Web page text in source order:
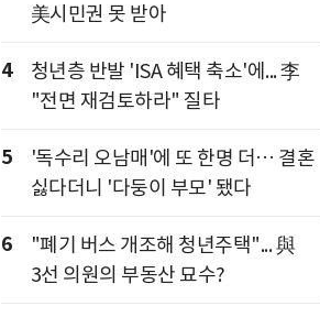
美시민권 못 받아
4
청년층 반발 'ISA 혜택 축소'에... 李
"전면 재검토하라" 질타
5
'독수리 오남매'에 또 한명 더… 결혼
싫다더니 '다둥이 부모' 됐다
6
"폐기 버스 개조해 청년주택"... 與
3선 의원의 부동산 묘수?